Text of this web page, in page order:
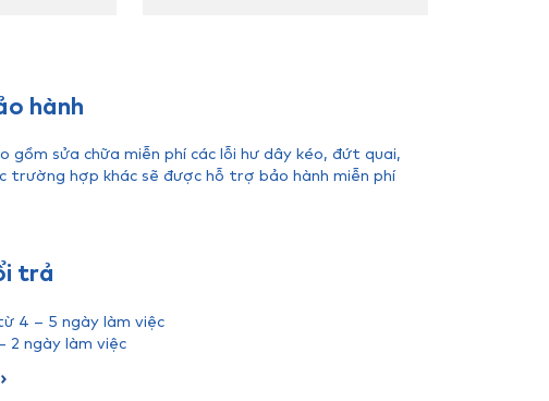
hành
gồm sửa chữa miễn phí các lỗi hư dây kéo, đứt quai,
trường hợp khác sẽ được hỗ trợ bảo hành miễn phí
trả
4 – 5 ngày làm việc
2 ngày làm việc